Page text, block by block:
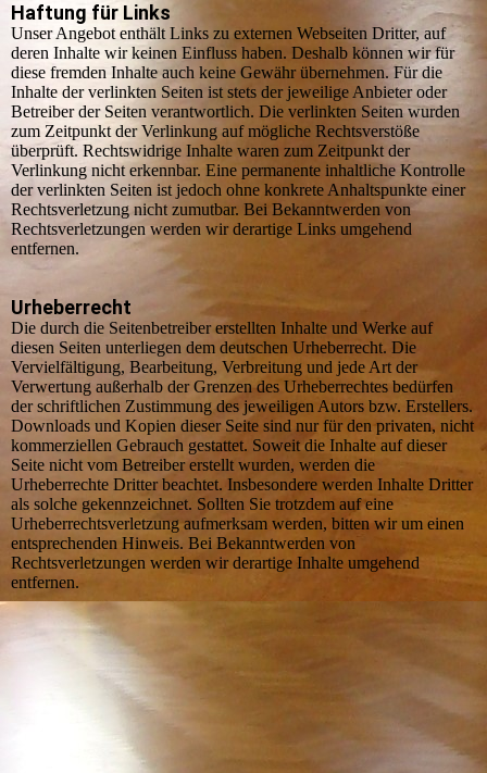
Haftung für Links
Unser Angebot enthält Links zu externen Webseiten Dritter, auf
deren Inhalte wir keinen Einfluss haben. Deshalb können wir für
diese fremden Inhalte auch keine Gewähr übernehmen. Für die
Inhalte der verlinkten Seiten ist stets der jeweilige Anbieter oder
Betreiber der Seiten verantwortlich. Die verlinkten Seiten wurden
zum Zeitpunkt der Verlinkung auf mögliche Rechtsverstöße
überprüft. Rechtswidrige Inhalte waren zum Zeitpunkt der
Verlinkung nicht erkennbar. Eine permanente inhaltliche Kontrolle
der verlinkten Seiten ist jedoch ohne konkrete Anhaltspunkte einer
Rechtsverletzung nicht zumutbar. Bei Bekanntwerden von
Rechtsverletzungen werden wir derartige Links umgehend
entfernen.
Urheberrecht
Die durch die Seitenbetreiber erstellten Inhalte und Werke auf
diesen Seiten unterliegen dem deutschen Urheberrecht. Die
Vervielfältigung, Bearbeitung, Verbreitung und jede Art der
Verwertung außerhalb der Grenzen des Urheberrechtes bedürfen
der schriftlichen Zustimmung des jeweiligen Autors bzw. Erstellers.
Downloads und Kopien dieser Seite sind nur für den privaten, nicht
kommerziellen Gebrauch gestattet. Soweit die Inhalte auf dieser
Seite nicht vom Betreiber erstellt wurden, werden die
Urheberrechte Dritter beachtet. Insbesondere werden Inhalte Dritter
als solche gekennzeichnet. Sollten Sie trotzdem auf eine
Urheberrechtsverletzung aufmerksam werden, bitten wir um einen
entsprechenden Hinweis. Bei Bekanntwerden von
Rechtsverletzungen werden wir derartige Inhalte umgehend
entfernen.